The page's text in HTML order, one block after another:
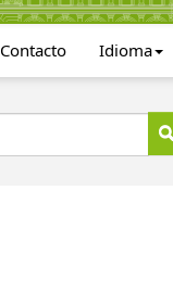
Contacto Idioma